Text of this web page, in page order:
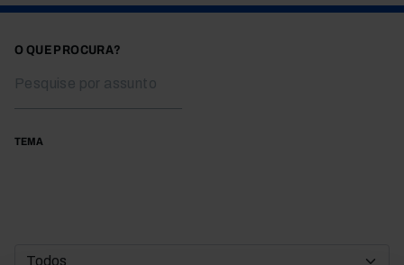
O QUE PROCURA?
TEMA